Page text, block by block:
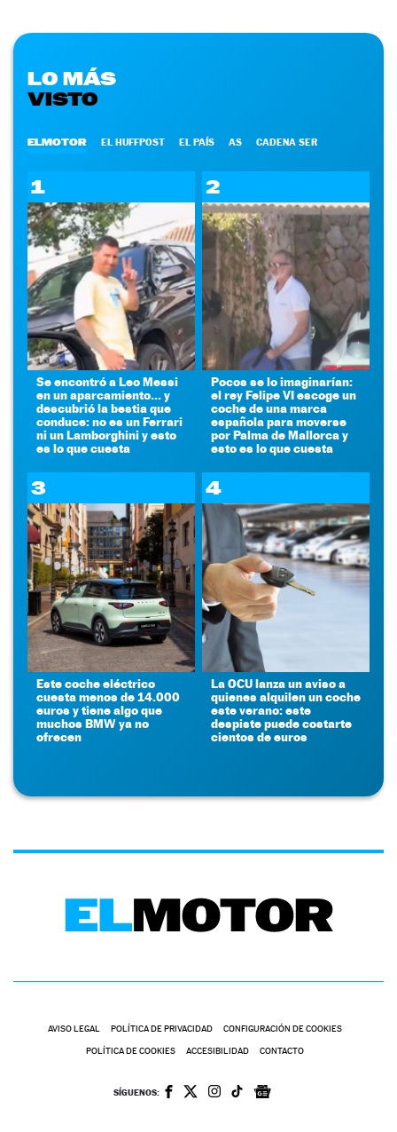
LO MÁS
VISTO
ELMOTOR EL HUFFPOST EL PAÍS AS CADENA SER
1
Se encontró a Leo Messi
en un aparcamiento... y
descubrió la bestia que
conduce: no es un Ferrari
ni un Lamborghini y esto
es lo que cuesta
2
Pocos se lo imaginarían:
el rey Felipe VI escoge un
coche de una marca
española para moverse
por Palma de Mallorca y
esto es lo que cuesta
3
Este coche eléctrico
cuesta menos de 14.000
euros y tiene algo que
muchos BMW ya no
ofrecen
4
La OCU lanza un aviso a
quienes alquilen un coche
este verano: este
despiste puede costarte
cientos de euros
AVISO LEGAL POLÍTICA DE PRIVACIDAD CONFIGURACIÓN DE COOKIES
POLÍTICA DE COOKIES ACCESIBILIDAD CONTACTO
SÍGUENOS: